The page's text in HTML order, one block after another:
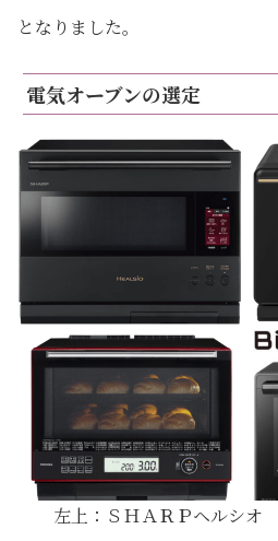
となりました。
電気オーブンの選定
左上：ＳＨＡＲＰヘルシオ